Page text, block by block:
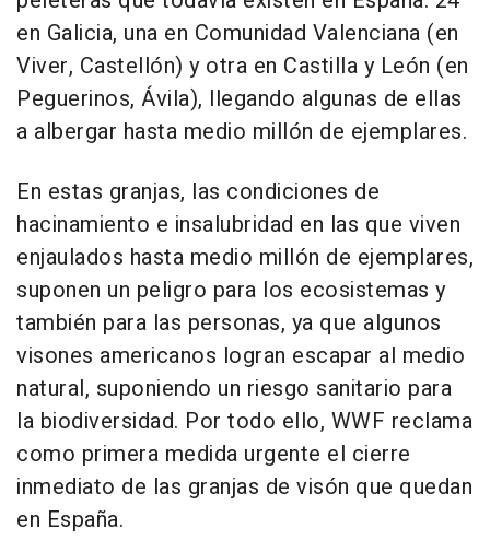
en Galicia, una en Comunidad Valenciana (en
Viver, Castellón) y otra en Castilla y León (en
Peguerinos, Ávila), llegando algunas de ellas
a albergar hasta medio millón de ejemplares.
En estas granjas, las condiciones de
hacinamiento e insalubridad en las que viven
enjaulados hasta medio millón de ejemplares,
suponen un peligro para los ecosistemas y
también para las personas, ya que algunos
visones americanos logran escapar al medio
natural, suponiendo un riesgo sanitario para
la biodiversidad. Por todo ello, WWF reclama
como primera medida urgente el cierre
inmediato de las granjas de visón que quedan
en España.